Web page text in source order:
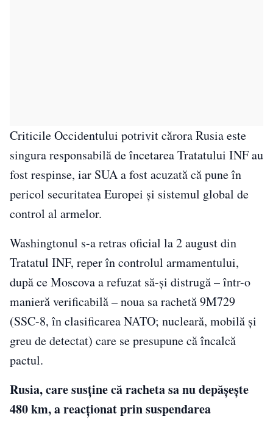
Criticile Occidentului potrivit cărora Rusia este
singura responsabilă de încetarea Tratatului INF au
fost respinse, iar SUA a fost acuzată că pune în
pericol securitatea Europei şi sistemul global de
control al armelor.
Washingtonul s-a retras oficial la 2 august din
Tratatul INF, reper în controlul armamentului,
după ce Moscova a refuzat să-şi distrugă – într-o
manieră verificabilă – noua sa rachetă 9M729
(SSC-8, în clasificarea NATO; nucleară, mobilă şi
greu de detectat) care se presupune că încalcă
pactul.
Rusia, care susţine că racheta sa nu depăşeşte
480 km, a reacţionat prin suspendarea